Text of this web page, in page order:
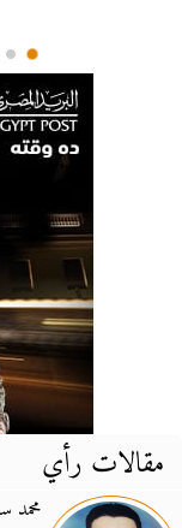
مقالات رأي
محمد